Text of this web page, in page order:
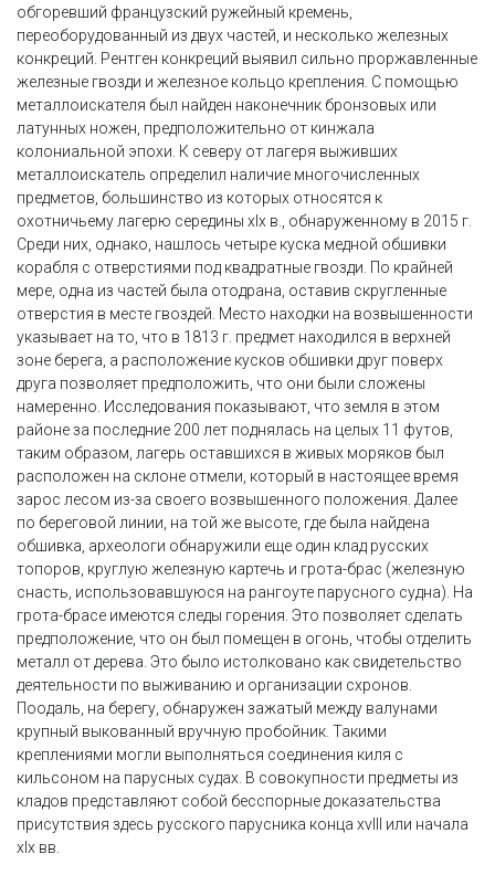
обгоревший французский ружейный кремень,
переоборудованный из двух частей, и несколько железных
конкреций. Рентген конкреций выявил сильно проржавленные
железные гвозди и железное кольцо крепления. С помощью
металлоискателя был найден наконечник бронзовых или
латунных ножен, предположительно от кинжала
колониальной эпохи. К северу от лагеря выживших
металлоискатель определил наличие многочисленных
предметов, большинство из которых относятся к
охотничьему лагерю середины xIx в., обнаруженному в 2015 г.
Среди них, однако, нашлось четыре куска медной обшивки
корабля с отверстиями под квадратные гвозди. По крайней
мере, одна из частей была отодрана, оставив скругленные
отверстия в месте гвоздей. Место находки на возвышенности
указывает на то, что в 1813 г. предмет находился в верхней
зоне берега, а расположение кусков обшивки друг поверх
друга позволяет предположить, что они были сложены
намеренно. Исследования показывают, что земля в этом
районе за последние 200 лет поднялась на целых 11 футов,
таким образом, лагерь оставшихся в живых моряков был
расположен на склоне отмели, который в настоящее время
зарос лесом из-за своего возвышенного положения. Далее
по береговой линии, на той же высоте, где была найдена
обшивка, археологи обнаружили еще один клад русских
топоров, круглую железную картечь и грота-брас (железную
снасть, использовавшуюся на рангоуте парусного судна). На
грота-брасе имеются следы горения. Это позволяет сделать
предположение, что он был помещен в огонь, чтобы отделить
металл от дерева. Это было истолковано как свидетельство
деятельности по выживанию и организации схронов.
Поодаль, на берегу, обнаружен зажатый между валунами
крупный выкованный вручную пробойник. Такими
креплениями могли выполняться соединения киля с
кильсоном на парусных судах. В совокупности предметы из
кладов представляют собой бесспорные доказательства
присутствия здесь русского парусника конца xvIII или начала
xIx вв.